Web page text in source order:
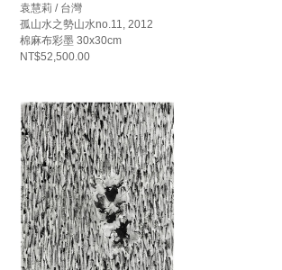
袁慧莉 / 台灣
孤山水之勢山水no.11, 2012
棉麻布彩墨 30x30cm
NT$52,500.00